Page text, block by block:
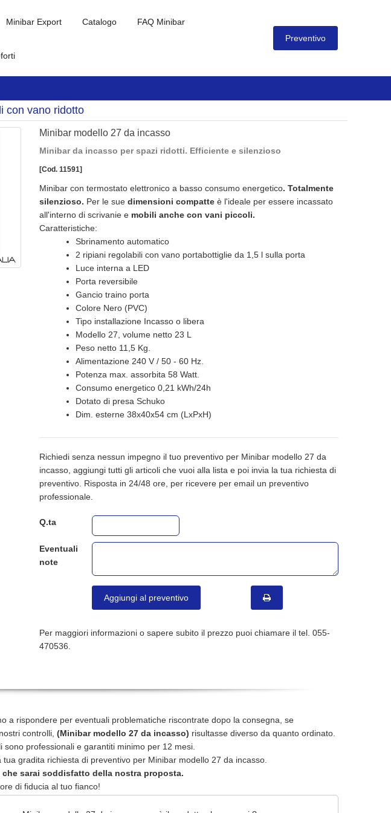
Minibar Export Catalogo FAQ Minibar
Preventivo
con vano ridotto
Minibar modello 27 da incasso
Minibar da incasso per spazi ridotti. Efficiente e silenzioso
[Cod. 11591]
Minibar con termostato elettronico a basso consumo energetico. Totalmente
silenzioso. Per le sue dimensioni compatte è l'ideale per essere incassato
all'interno di scrivanie e mobili anche con vani piccoli.
Caratteristiche:
Sbrinamento automatico
2 ripiani regolabili con vano portabottiglie da 1,5 l sulla porta
Luce interna a LED
Porta reversibile
Gancio traino porta
Colore Nero (PVC)
Tipo installazione Incasso o libera
Modello 27, volume netto 23 L
Peso netto 11,5 Kg.
Alimentazione 240 V / 50 - 60 Hz.
Potenza max. assorbita 58 Watt.
Consumo energetico 0,21 kWh/24h
Dotato di presa Schuko
Dim. esterne 38x40x54 cm (LxPxH)
Richiedi senza nessun impegno il tuo preventivo per Minibar modello 27 da
incasso, aggiungi tutti gli articoli che vuoi alla lista e poi invia la tua richiesta di
preventivo. Risposta in 24/48 ore, per ricevere per email un preventivo
professionale.
Q.ta
Eventuali
note
Aggiungi al preventivo
Per maggiori informazioni o sapere subito il prezzo puoi chiamare il tel. 055-
470536.
a rispondere per eventuali problematiche riscontrate dopo la consegna, se
controlli, (Minibar modello 27 da incasso) risultasse diverso da quanto ordinato.
sono professionali e garantiti minimo per 12 mesi.
tua gradita richiesta di preventivo per Minibar modello 27 da incasso.
che sarai soddisfatto della nostra proposta.
di fiducia al tuo fianco!